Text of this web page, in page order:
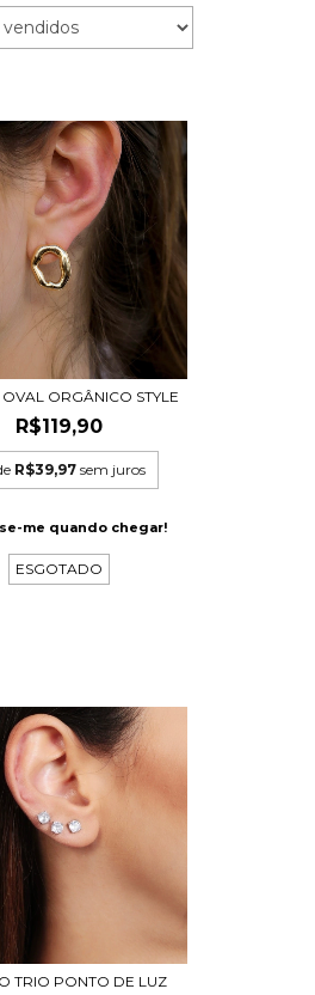
ORGÂNICO STYLE
R$119,90
R$39,97 sem juros
me quando chegar!
ESGOTADO
TRIO PONTO DE LUZ